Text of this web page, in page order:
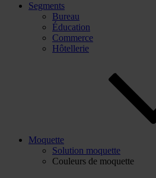
Segments
Bureau
Éducation
Commerce
Hôtellerie
Moquette
Solution moquette
Couleurs de moquette